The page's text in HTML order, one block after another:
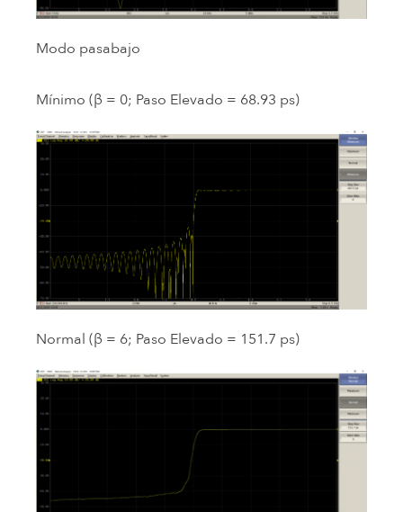
Modo pasabajo
Mínimo (β = 0; Paso Elevado = 68.93 ps)
Normal (β = 6; Paso Elevado = 151.7 ps)